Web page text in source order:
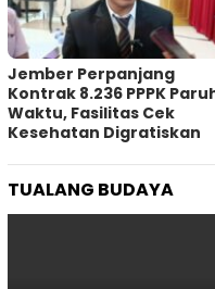
Jember Perpanjang
Kontrak 8.236 PPPK
Waktu, Fasilitas Cek
Kesehatan Digratiskan
TUALANG BUDAYA